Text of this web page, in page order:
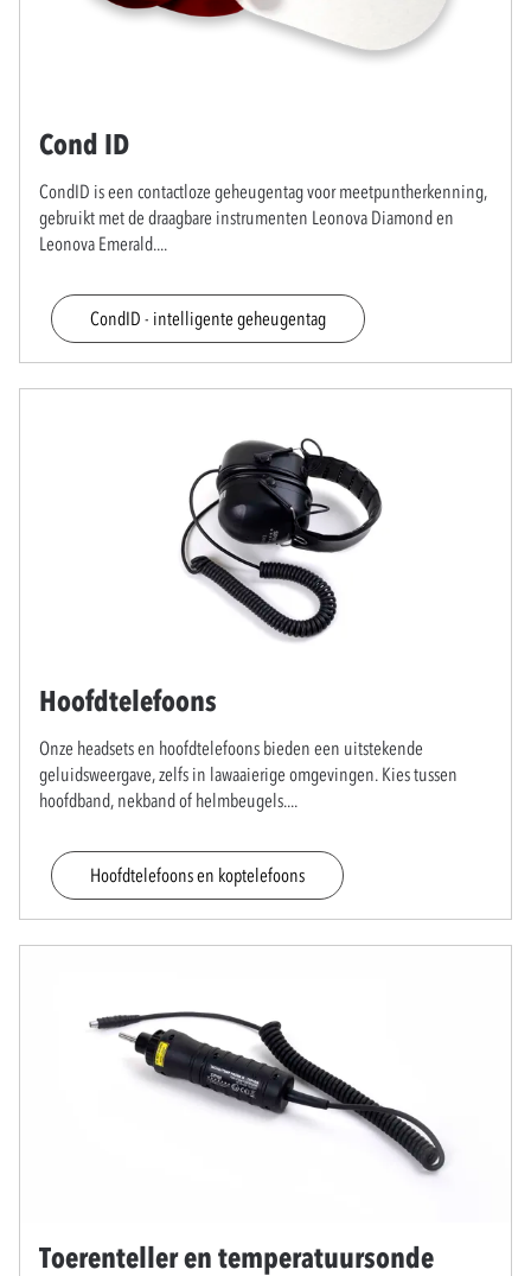
Cond ID
CondID is een contactloze geheugentag voor meetpuntherkenning,
gebruikt met de draagbare instrumenten Leonova Diamond en
Leonova Emerald....
CondID - intelligente geheugentag
Hoofdtelefoons
Onze headsets en hoofdtelefoons bieden een uitstekende
geluidsweergave, zelfs in lawaaierige omgevingen. Kies tussen
hoofdband, nekband of helmbeugels....
Hoofdtelefoons en koptelefoons
Toerenteller en temperatuursonde